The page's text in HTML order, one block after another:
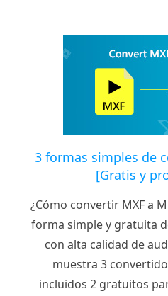
3 formas simples de
[Gratis y
¿Cómo convertir MXF a
forma simple y gratuita
con alta calidad de
muestra 3
incluidos 2 gratuitos